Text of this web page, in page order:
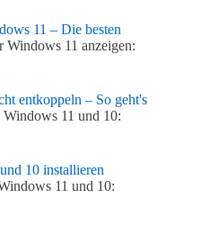
11 – Die besten
Windows 11 anzeigen:
entkoppeln – So geht's
11 und 10:
10 installieren
11 und 10: